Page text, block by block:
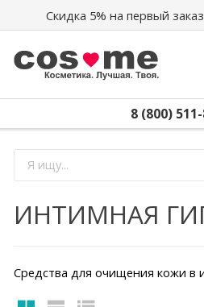
Скидка 5% на первый
8 (800)
ИНТИМНАЯ
Средства для очищения кожи в